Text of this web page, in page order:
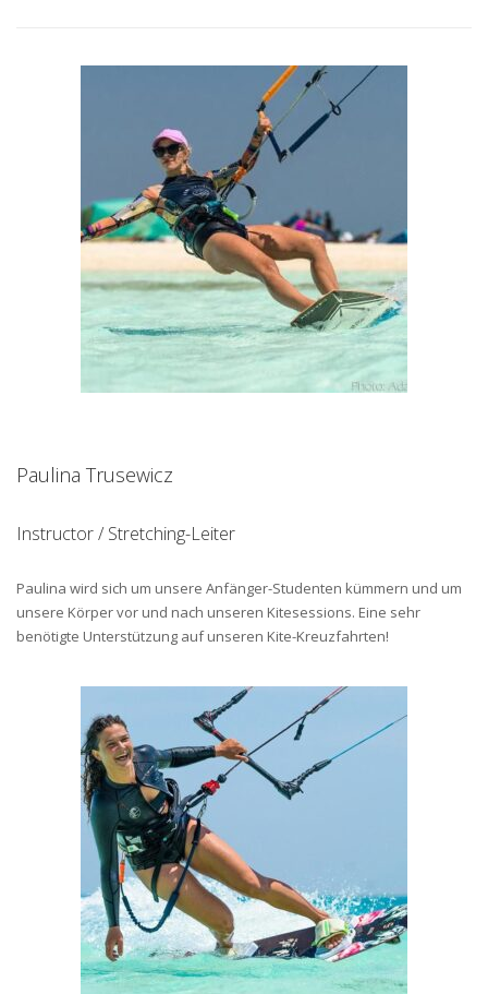
Paulina Trusewicz
Instructor / Stretching-Leiter
Paulina wird sich um unsere Anfänger-Studenten kümmern und um
unsere Körper vor und nach unseren Kitesessions. Eine sehr
benötigte Unterstützung auf unseren Kite-Kreuzfahrten!